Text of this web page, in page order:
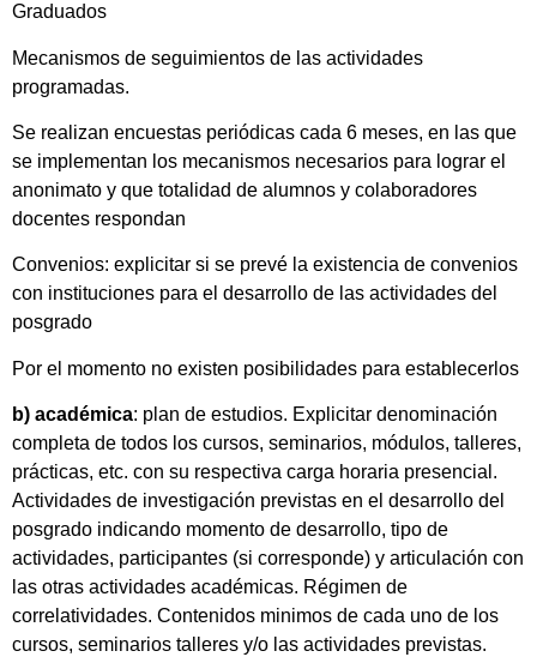
Graduados
Mecanismos de seguimientos de las actividades
programadas.
Se realizan encuestas periódicas cada 6 meses, en las que
se implementan los mecanismos necesarios para lograr el
anonimato y que totalidad de alumnos y colaboradores
docentes respondan
Convenios: explicitar si se prevé la existencia de convenios
con instituciones para el desarrollo de las actividades del
posgrado
Por el momento no existen posibilidades para establecerlos
b) académica: plan de estudios. Explicitar denominación
completa de todos los cursos, seminarios, módulos, talleres,
prácticas, etc. con su respectiva carga horaria presencial.
Actividades de investigación previstas en el desarrollo del
posgrado indicando momento de desarrollo, tipo de
actividades, participantes (si corresponde) y articulación con
las otras actividades académicas. Régimen de
correlatividades. Contenidos minimos de cada uno de los
cursos, seminarios talleres y/o las actividades previstas.